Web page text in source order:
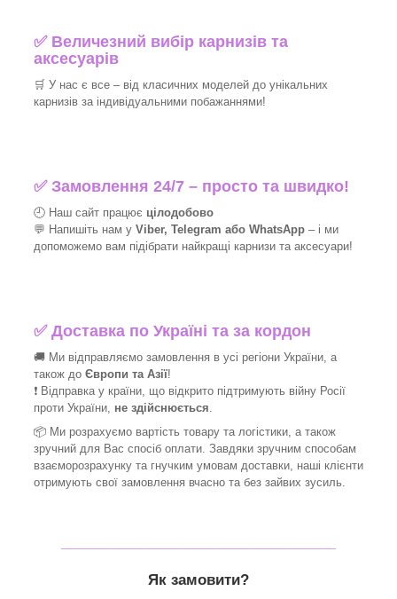
✅ Величезний вибір карнизів та
аксесуарів
🛒 У нас є все – від класичних моделей до унікальних
карнизів за індивідуальними побажаннями!​
✅Замовлення 24/7 – просто та швидко!
🕘 Наш сайт працює цілодобово
💬 Напишіть нам у Viber, Telegram або WhatsApp – і ми
допоможемо вам підібрати найкращі карнизи та аксесуари!
✅Доставка по Україні та за кордон
🚚 Ми відправляємо замовлення в усі регіони України, а
також до Європи та Азії!
❗ Відправка у країни, що відкрито підтримують війну Росії
проти України, не здійснюється.
📦 Ми розрахуємо вартість товару та логістики, а також
зручний для Вас спосіб оплати. Завдяки зручним способам
взаєморозрахунку та гнучким умовам доставки, наші клієнти
отримують свої замовлення вчасно та без зайвих зусиль.
Як замовити?